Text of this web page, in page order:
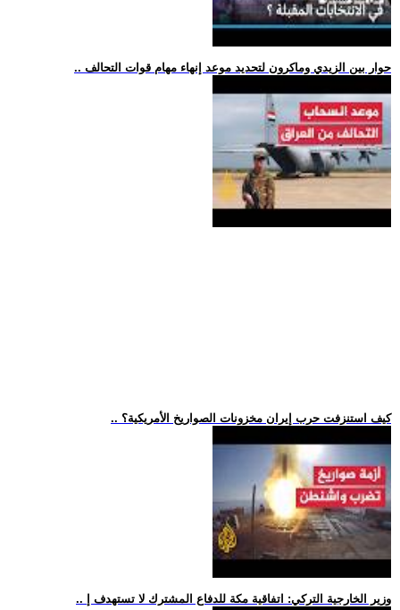
.. حوار بين الزيدي وماكرون لتحديد موعد إنهاء مهام قوات التحالف
.. كيف استنزفت حرب إيران مخزونات الصواريخ الأمريكية؟
.. وزير الخارجية التركي: اتفاقية مكة للدفاع المشترك لا تستهدف إ